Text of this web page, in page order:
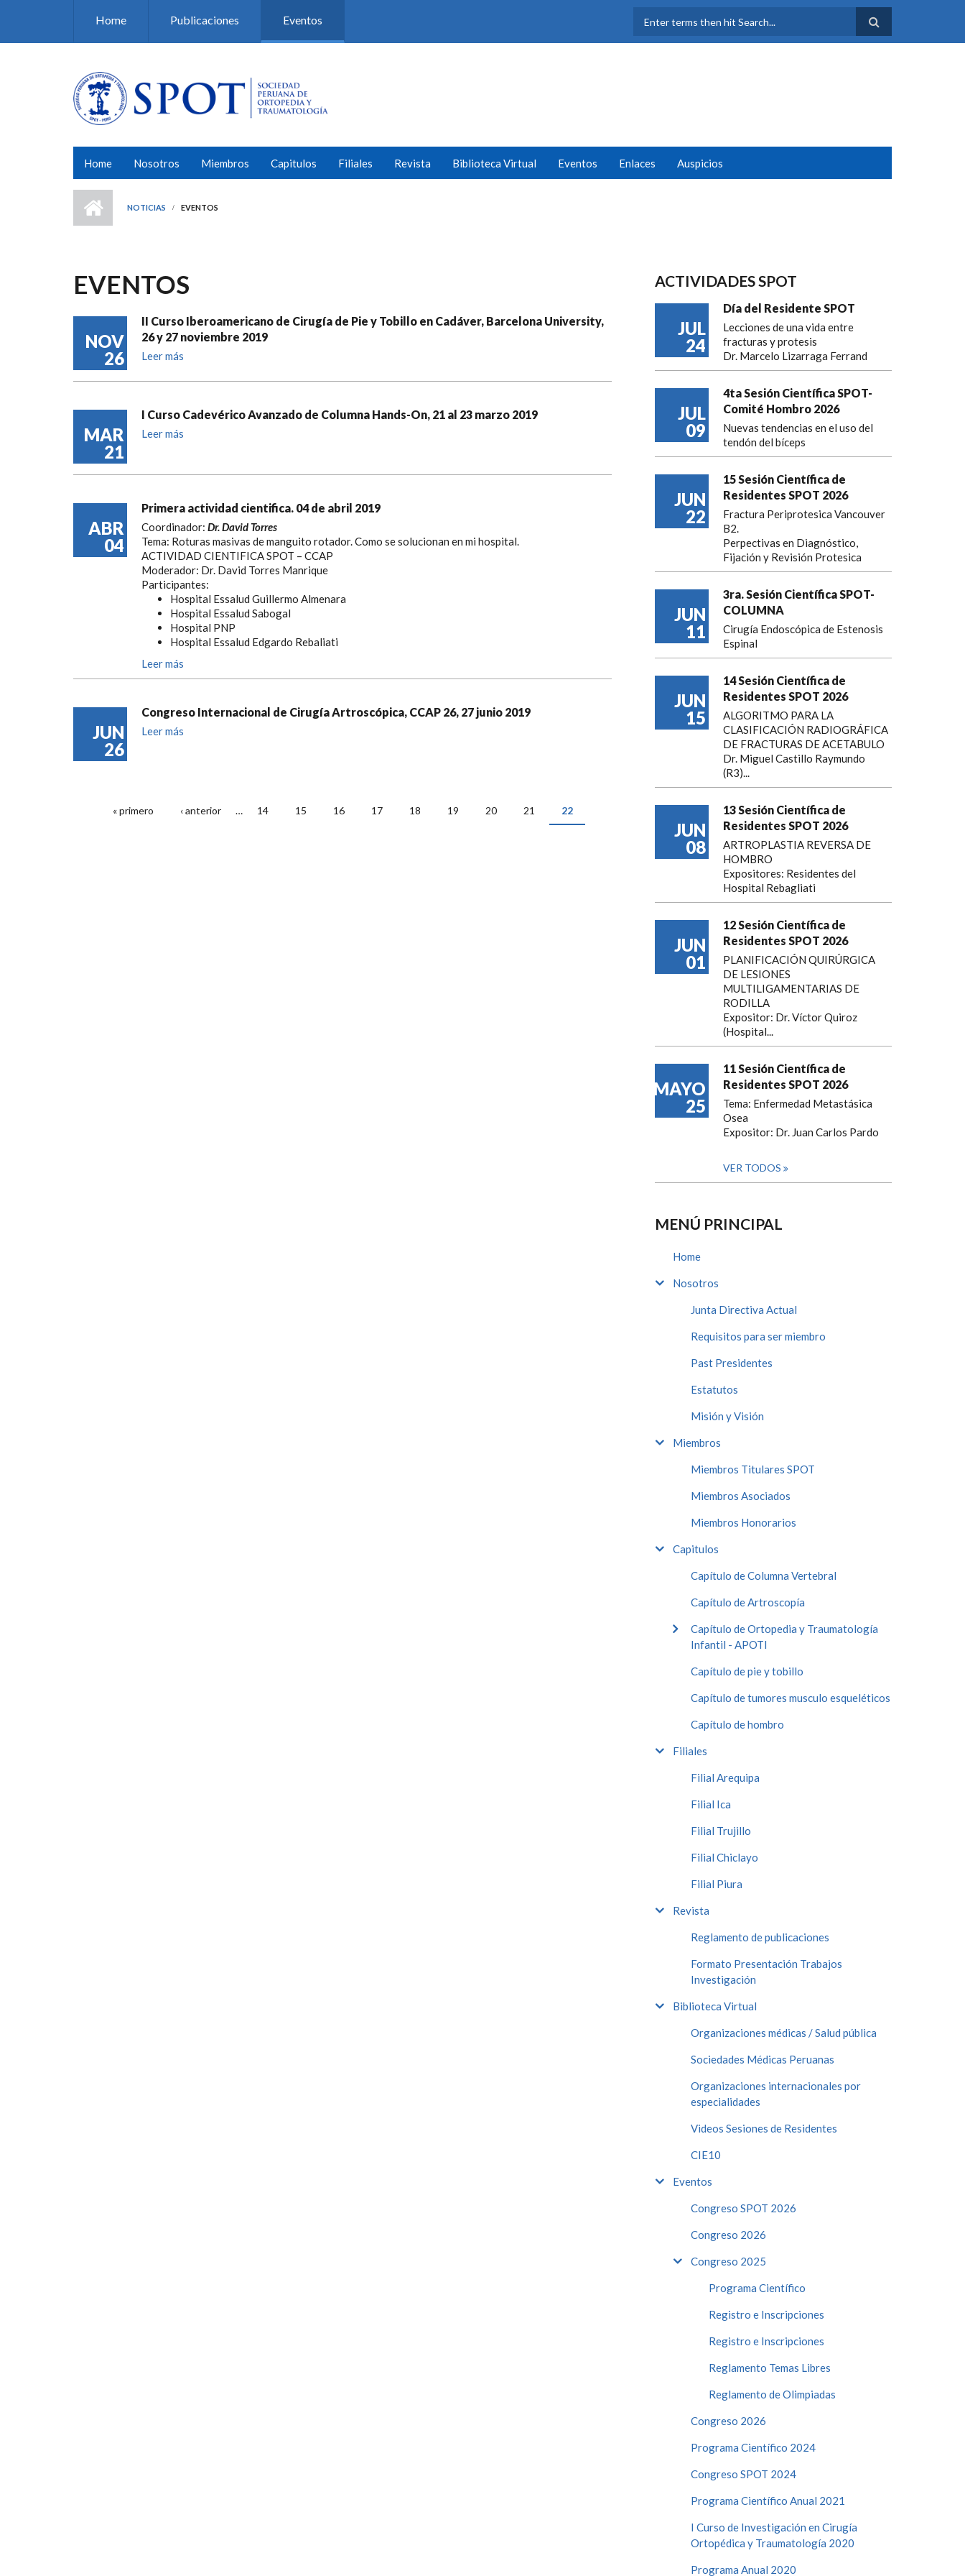
Home Publicaciones Eventos
FORMULARIO DE
Home Nosotros Miembros Capitulos Filiales Revista Biblioteca Virtual Eventos Enlaces Auspicios
NOTICIAS EVENTOS
EVENTOS
NOV
26
II Curso Iberoamericano de Cirugía de Pie y Tobillo en Cadáver, Barcelona University,
26 y 27 noviembre 2019
Leer más
MAR
21
I Curso Cadevérico Avanzado de Columna Hands-On, 21 al 23 marzo 2019
Leer más
ABR
04
Primera actividad cientifica. 04 de abril 2019
Coordinador: Dr. David Torres
Tema: Roturas masivas de manguito rotador. Como se solucionan en mi hospital.
ACTIVIDAD CIENTIFICA SPOT – CCAP
Moderador: Dr. David Torres Manrique
Participantes:
Hospital Essalud Guillermo Almenara
Hospital Essalud Sabogal
Hospital PNP
Hospital Essalud Edgardo Rebaliati
Leer más
JUN
26
Congreso Internacional de Cirugía Artroscópica, CCAP 26, 27 junio 2019
Leer más
PÁGINAS
« primero ‹ anterior … 14 15 16 17 18 19 20 21 22
ACTIVIDADES SPOT
JUL
24
Día del Residente SPOT
Lecciones de una vida entre
fracturas y protesis
Dr. Marcelo Lizarraga Ferrand
JUL
09
4ta Sesión Científica SPOT-
Comité Hombro 2026
Nuevas tendencias en el uso del
tendón del bíceps
JUN
22
15 Sesión Científica de
Residentes SPOT 2026
Fractura Periprotesica Vancouver
B2.
Perpectivas en Diagnóstico,
Fijación y Revisión Protesica
JUN
11
3ra. Sesión Científica SPOT-
COLUMNA
Cirugía Endoscópica de Estenosis
Espinal
JUN
15
14 Sesión Científica de
Residentes SPOT 2026
ALGORITMO PARA LA
CLASIFICACIÓN RADIOGRÁFICA
DE FRACTURAS DE ACETABULO
Dr. Miguel Castillo Raymundo
(R3)...
JUN
08
13 Sesión Científica de
Residentes SPOT 2026
ARTROPLASTIA REVERSA DE
HOMBRO
Expositores: Residentes del
Hospital Rebagliati
JUN
01
12 Sesión Científica de
Residentes SPOT 2026
PLANIFICACIÓN QUIRÚRGICA
DE LESIONES
MULTILIGAMENTARIAS DE
RODILLA
Expositor: Dr. Víctor Quiroz
(Hospital...
MAYO
25
11 Sesión Científica de
Residentes SPOT 2026
Tema: Enfermedad Metastásica
Osea
Expositor: Dr. Juan Carlos Pardo
VER TODOS
MENÚ PRINCIPAL
Home
Nosotros
Junta Directiva Actual
Requisitos para ser miembro
Past Presidentes
Estatutos
Misión y Visión
Miembros
Miembros Titulares SPOT
Miembros Asociados
Miembros Honorarios
Capitulos
Capítulo de Columna Vertebral
Capítulo de Artroscopía
Capítulo de Ortopedia y Traumatología
Infantil - APOTI
Capítulo de pie y tobillo
Capítulo de tumores musculo esqueléticos
Capítulo de hombro
Filiales
Filial Arequipa
Filial Ica
Filial Trujillo
Filial Chiclayo
Filial Piura
Revista
Reglamento de publicaciones
Formato Presentación Trabajos
Investigación
Biblioteca Virtual
Organizaciones médicas / Salud pública
Sociedades Médicas Peruanas
Organizaciones internacionales por
especialidades
Videos Sesiones de Residentes
CIE10
Eventos
Congreso SPOT 2026
Congreso 2026
Congreso 2025
Programa Científico
Registro e Inscripciones
Registro e Inscripciones
Reglamento Temas Libres
Reglamento de Olimpiadas
Congreso 2026
Programa Científico 2024
Congreso SPOT 2024
Programa Científico Anual 2021
I Curso de Investigación en Cirugía
Ortopédica y Traumatología 2020
Programa Anual 2020